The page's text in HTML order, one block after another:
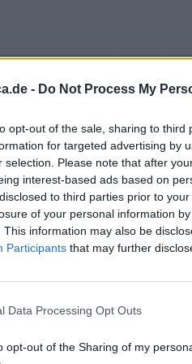
- Do Not Process My
opt-out of the sale, sharing to
for targeted advertising by
selection. Please note that after
interest-based ads based on
to third parties prior to
of your personal information
This information may also be
Participants that may further
Data Processing Opt Outs
opt-out of the Sharing of my
Anzahl
mir aber
Taten
Menge Ärzte besucht
massiver